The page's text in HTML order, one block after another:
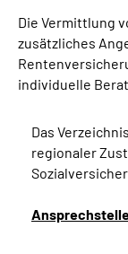
Die Vermittlung
zusätzliches
individuelle
Das
regionaler